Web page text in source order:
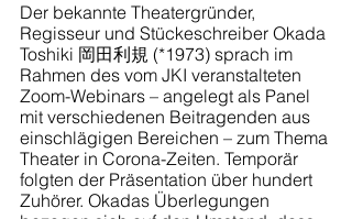
Der bekannte Theatergründer,
Regisseur und Stückeschreiber Okada
Toshiki 岡田利規 (*1973) sprach im
Rahmen des vom JKI veranstalteten
Zoom-Webinars – angelegt als Panel
mit verschiedenen Beitragenden aus
einschlägigen Bereichen – zum Thema
Theater in Corona-Zeiten. Temporär
folgten der Präsentation über hundert
Zuhörer. Okadas Überlegungen